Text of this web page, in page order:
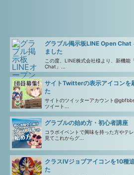
グラブル掲示板LINE Open Chat
ました
この度、LINE株式会社様より、新機能
Chat」...
サイトTwitterの表示アイコンを
た
サイトのツイッターアカウント
ツイート...
グラブルの始め方・初心者講座
コラボイベントで興味を持った方やテ
見てこれからグ...
クラスⅣジョブアイコンを10種
た